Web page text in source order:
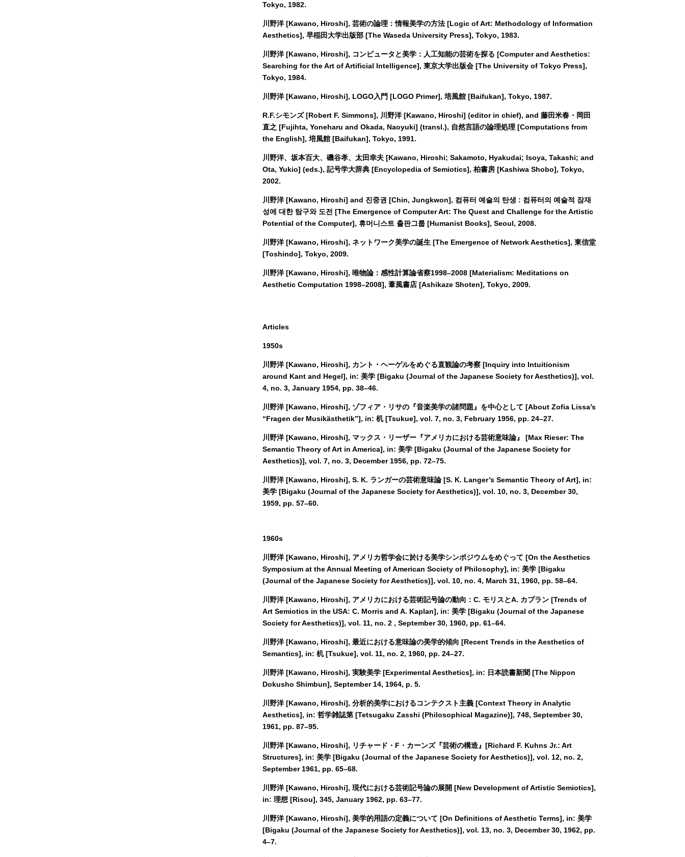
Tokyo, 1982.
川野洋 [Kawano, Hiroshi], 芸術の論理：情報美学の方法 [Logic of Art: Methodology of Information
Aesthetics], 早稲田大学出版部 [The Waseda University Press], Tokyo, 1983.
川野洋 [Kawano, Hiroshi], コンピュータと美学：人工知能の芸術を探る [Computer and Aesthetics:
Searching for the Art of Artificial Intelligence], 東京大学出版会 [The University of Tokyo Press],
Tokyo, 1984.
川野洋 [Kawano, Hiroshi], LOGO入門 [LOGO Primer], 培風館 [Baifukan], Tokyo, 1987.
R.F.シモンズ [Robert F. Simmons], 川野洋 [Kawano, Hiroshi] (editor in chief), and 藤田米春・岡田
直之 [Fujihta, Yoneharu and Okada, Naoyuki] (transl.), 自然言語の論理処理 [Computations from
the English], 培風館 [Baifukan], Tokyo, 1991.
川野洋、坂本百大、磯谷孝、太田幸夫 [Kawano, Hiroshi; Sakamoto, Hyakudai; Isoya, Takashi; and
Ota, Yukio] (eds.), 記号学大辞典 [Encyclopedia of Semiotics], 柏書房 [Kashiwa Shobo], Tokyo,
2002.
川野洋 [Kawano, Hiroshi] and 진중권 [Chin, Jungkwon], 컴퓨터 예술의 탄생 : 컴퓨터의 예술적 잠재
성에 대한 탐구와 도전 [The Emergence of Computer Art: The Quest and Challenge for the Artistic
Potential of the Computer], 휴머니스트 출판그룹 [Humanist Books], Seoul, 2008.
川野洋 [Kawano, Hiroshi], ネットワーク美学の誕生 [The Emergence of Network Aesthetics], 東信堂
[Toshindo], Tokyo, 2009.
川野洋 [Kawano, Hiroshi], 唯物論：感性計算論省察1998–2008 [Materialism: Meditations on
Aesthetic Computation 1998–2008], 葦風書店 [Ashikaze Shoten], Tokyo, 2009.
Articles
1950s
川野洋 [Kawano, Hiroshi], カント・ヘーゲルをめぐる直観論の考察 [Inquiry into Intuitionism
around Kant and Hegel], in: 美学 [Bigaku (Journal of the Japanese Society for Aesthetics)], vol.
4, no. 3, January 1954, pp. 38–46.
川野洋 [Kawano, Hiroshi], ゾフィア・リサの『音楽美学の諸問題』を中心として [About Zofia Lissa’s
“Fragen der Musikästhetik”], in: 机 [Tsukue], vol. 7, no. 3, February 1956, pp. 24–27.
川野洋 [Kawano, Hiroshi], マックス・リーザー『アメリカにおける芸術意味論』 [Max Rieser: The
Semantic Theory of Art in America], in: 美学 [Bigaku (Journal of the Japanese Society for
Aesthetics)], vol. 7, no. 3, December 1956, pp. 72–75.
川野洋 [Kawano, Hiroshi], S. K. ランガーの芸術意味論 [S. K. Langer’s Semantic Theory of Art], in:
美学 [Bigaku (Journal of the Japanese Society for Aesthetics)], vol. 10, no. 3, December 30,
1959, pp. 57–60.
1960s
川野洋 [Kawano, Hiroshi], アメリカ哲学会に於ける美学シンポジウムをめぐって [On the Aesthetics
Symposium at the Annual Meeting of American Society of Philosophy], in: 美学 [Bigaku
(Journal of the Japanese Society for Aesthetics)], vol. 10, no. 4, March 31, 1960, pp. 58–64.
川野洋 [Kawano, Hiroshi], アメリカにおける芸術記号論の動向：C. モリスとA. カプラン [Trends of
Art Semiotics in the USA: C. Morris and A. Kaplan], in: 美学 [Bigaku (Journal of the Japanese
Society for Aesthetics)], vol. 11, no. 2 , September 30, 1960, pp. 61–64.
川野洋 [Kawano, Hiroshi], 最近における意味論の美学的傾向 [Recent Trends in the Aesthetics of
Semantics], in: 机 [Tsukue], vol. 11, no. 2, 1960, pp. 24–27.
川野洋 [Kawano, Hiroshi], 実験美学 [Experimental Aesthetics], in: 日本読書新聞 [The Nippon
Dokusho Shimbun], September 14, 1964, p. 5.
川野洋 [Kawano, Hiroshi], 分析的美学におけるコンテクスト主義 [Context Theory in Analytic
Aesthetics], in: 哲学雑誌第 [Tetsugaku Zasshi (Philosophical Magazine)], 748, September 30,
1961, pp. 87–95.
川野洋 [Kawano, Hiroshi], リチャード・F・カーンズ『芸術の構造』[Richard F. Kuhns Jr.: Art
Structures], in: 美学 [Bigaku (Journal of the Japanese Society for Aesthetics)], vol. 12, no. 2,
September 1961, pp. 65–68.
川野洋 [Kawano, Hiroshi], 現代における芸術記号論の展開 [New Development of Artistic Semiotics],
in: 理想 [Risou], 345, January 1962, pp. 63–77.
川野洋 [Kawano, Hiroshi], 美学的用語の定義について [On Definitions of Aesthetic Terms], in: 美学
[Bigaku (Journal of the Japanese Society for Aesthetics)], vol. 13, no. 3, December 30, 1962, pp.
4–7.